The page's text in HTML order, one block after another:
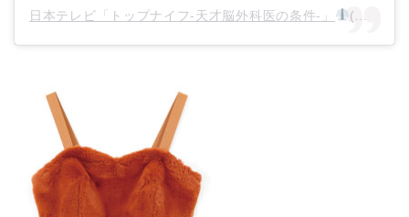
日本テレビ「トップナイフ-天才脳外科医の条件-」 (@topknife_ntv)がシェアした投稿 –